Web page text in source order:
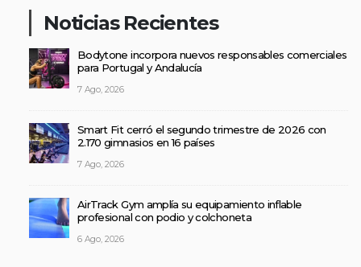
Noticias Recientes
Bodytone incorpora nuevos responsables comerciales
para Portugal y Andalucía
7 Ago, 2026
Smart Fit cerró el segundo trimestre de 2026 con
2.170 gimnasios en 16 países
7 Ago, 2026
AirTrack Gym amplía su equipamiento inflable
profesional con podio y colchoneta
6 Ago, 2026